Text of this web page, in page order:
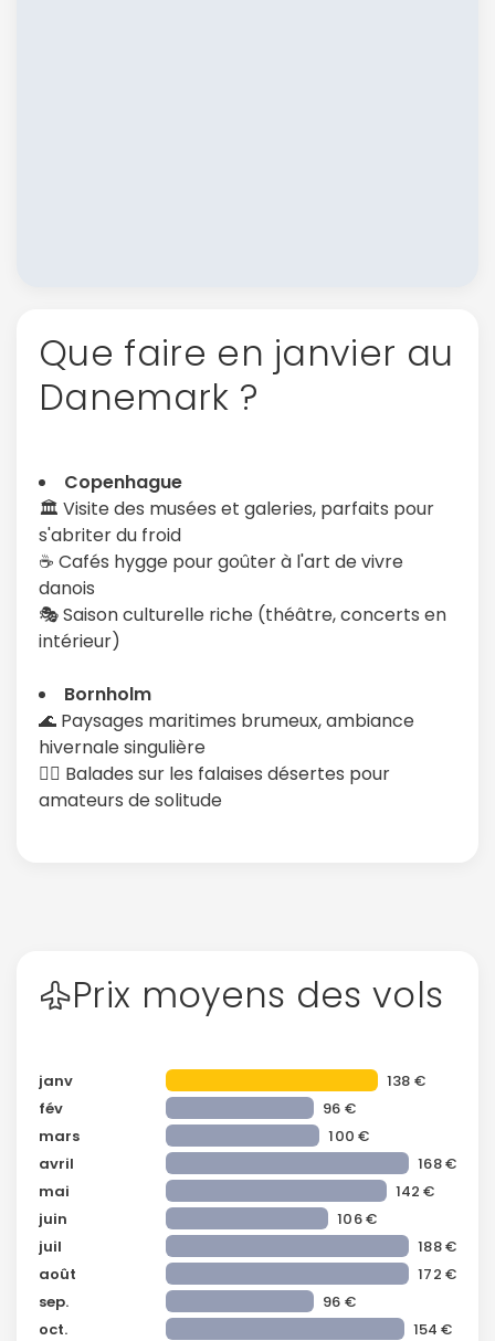
Que faire en janvier au
Danemark ?
Copenhague
🏛️ Visite des musées et galeries, parfaits pour
s'abriter du froid
☕️ Cafés hygge pour goûter à l'art de vivre
danois
🎭 Saison culturelle riche (théâtre, concerts en
intérieur)
Bornholm
🌊 Paysages maritimes brumeux, ambiance
hivernale singulière
🚶‍♂️ Balades sur les falaises désertes pour
amateurs de solitude
Prix moyens des vols
janv
138 €
fév
96 €
mars
100 €
avril
168 €
mai
142 €
juin
106 €
juil
188 €
août
172 €
sep.
96 €
oct.
154 €